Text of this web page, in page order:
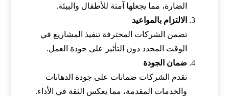
الضارة، مما يجعلها آمنة للأطفال والبيئة.
الالتزام بالمواعيد
تضمن الشركات المحترفة تنفيذ المشاريع في
الوقت المحدد دون التأثير على جودة العمل.
ضمان الجودة
تقدم الشركات ضمانات على جودة الدهانات
والخدمات المقدمة، مما يعكس الثقة في الأداء.